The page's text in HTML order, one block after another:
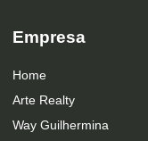
Empresa
Home
Arte Realty
Way Guilhermina